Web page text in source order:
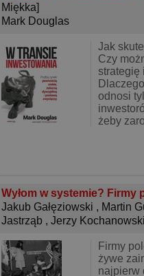
Miękka]
Mark Douglas
Jak
Czy
strategię
odnosi
żeby
Wyłom w systemie? Firmy
Jakub Gałęziowski , Martin
Jastrząb , Jerzy
Firmy
żywe
najpierw